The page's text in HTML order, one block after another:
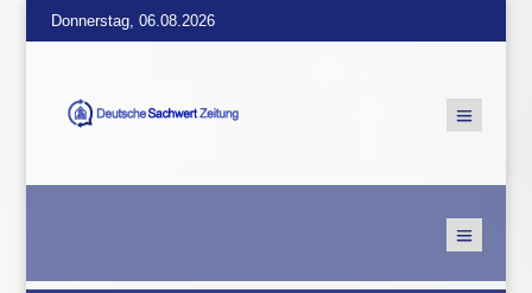
Donnerstag, 06.08.2026